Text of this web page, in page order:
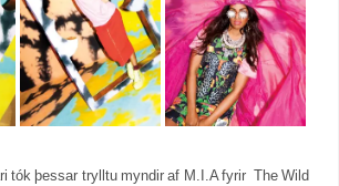
tók þessar trylltu myndir af M.I.A fyrir The Wild